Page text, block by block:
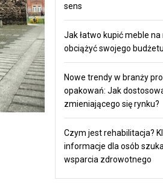
sens
Jak łatwo kupić meble na
obciążyć swojego
Nowe trendy w branży
opakowań: Jak
zmieniającego się rynku?
Czym jest rehabilitacja?
informacje dla osób
wsparcia zdrowotnego